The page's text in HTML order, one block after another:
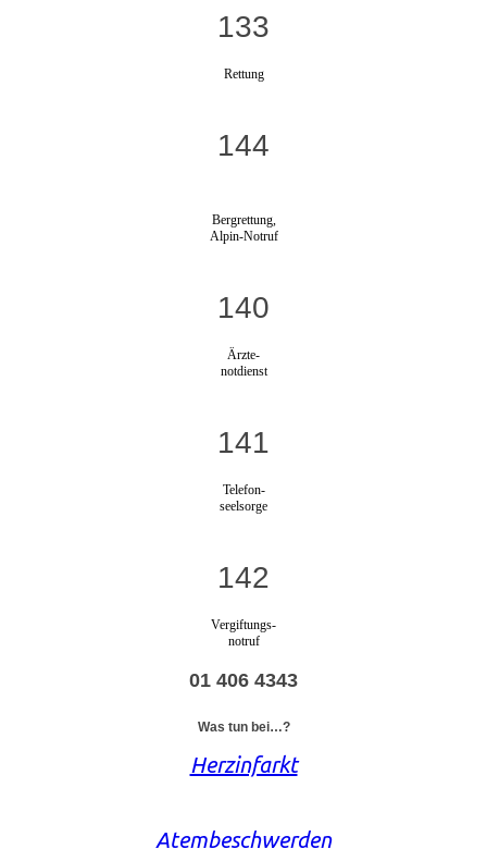
133
Rettung
144
Bergrettung,
Alpin-Notruf
140
Ärzte-
notdienst
141
Telefon-
seelsorge
142
Vergiftungs-
notruf
01 406 4343
Was tun bei…?
Herzinfarkt
Atembeschwerden